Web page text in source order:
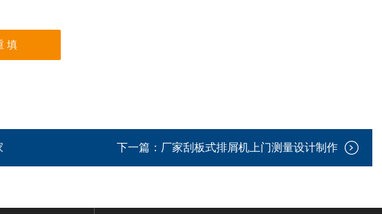
下一篇： 厂家刮板式排屑机上门测量设计制作